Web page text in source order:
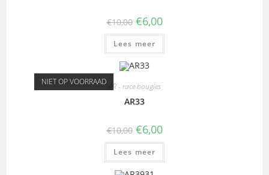
€10,00 €6,00
Lees meer
NIET OP VOORRAAD AR - race bougies
AR33
€10,00 €6,00
Lees meer